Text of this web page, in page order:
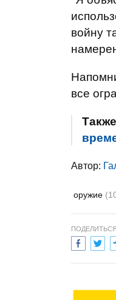
войну
все
Автор:
оружие